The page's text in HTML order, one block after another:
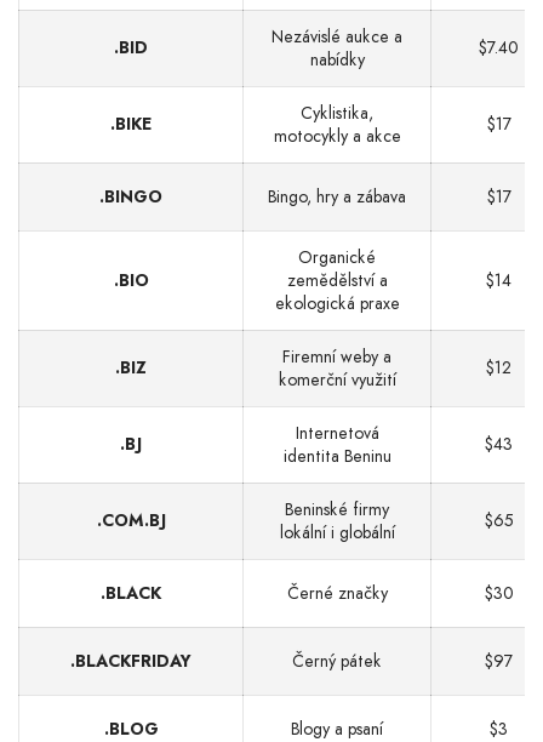
.BID
Nezávislé aukce a
nabídky
$7.40
.BIKE
Cyklistika,
motocykly a akce
$17
.BINGO Bingo, hry a zábava $17
.BIO
Organické
zemědělství a
ekologická praxe
$14
.BIZ
Firemní weby a
komerční využití
$12
.BJ
Internetová
identita Beninu
$43
.COM.BJ
Beninské firmy
lokální i globální
$65
.BLACK Černé značky $30
.BLACKFRIDAY Černý pátek $97
.BLOG Blogy a psaní $3